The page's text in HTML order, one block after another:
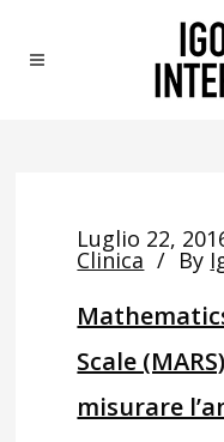
Luglio 22,
Clinica By
Scale
misurare